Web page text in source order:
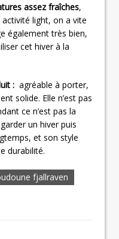
assez fraîches,
light, on a vite
également très bien,
cet hiver à la
: agréable à porter,
solide. Elle n’est pas
ce n’est pas la
un hiver puis
et son style
durabilité.
fjallraven